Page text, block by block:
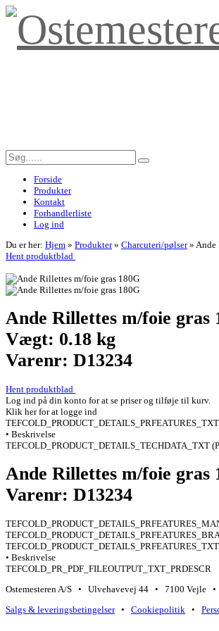
Forside
Produkter
Kontakt
Forhandlerliste
Log ind
Du er her: Hjem » Produkter» Charcuteri/pølser» Ande
Hent produktblad
Ande Rillettes m/foie gras
Vægt: 0.18 kg
Varenr: D13234
Hent produktblad
Log ind på din konto for at se priser og tilføje til kurv.
Klik her for at logge ind
• Beskrivelse
TEFCOLD_PRODUCT_DETAILS_TECHDATA_TXT
Ande Rillettes m/foie gras
Varenr: D13234
• Beskrivelse
TEFCOLD_PR_PDF_FILEOUTPUT_TXT_PRDESCR
Ostemesteren A/S • Ulvehavevej 44 • 7100 Vejle
Salgs & leveringsbetingelser• Cookiepolitik •